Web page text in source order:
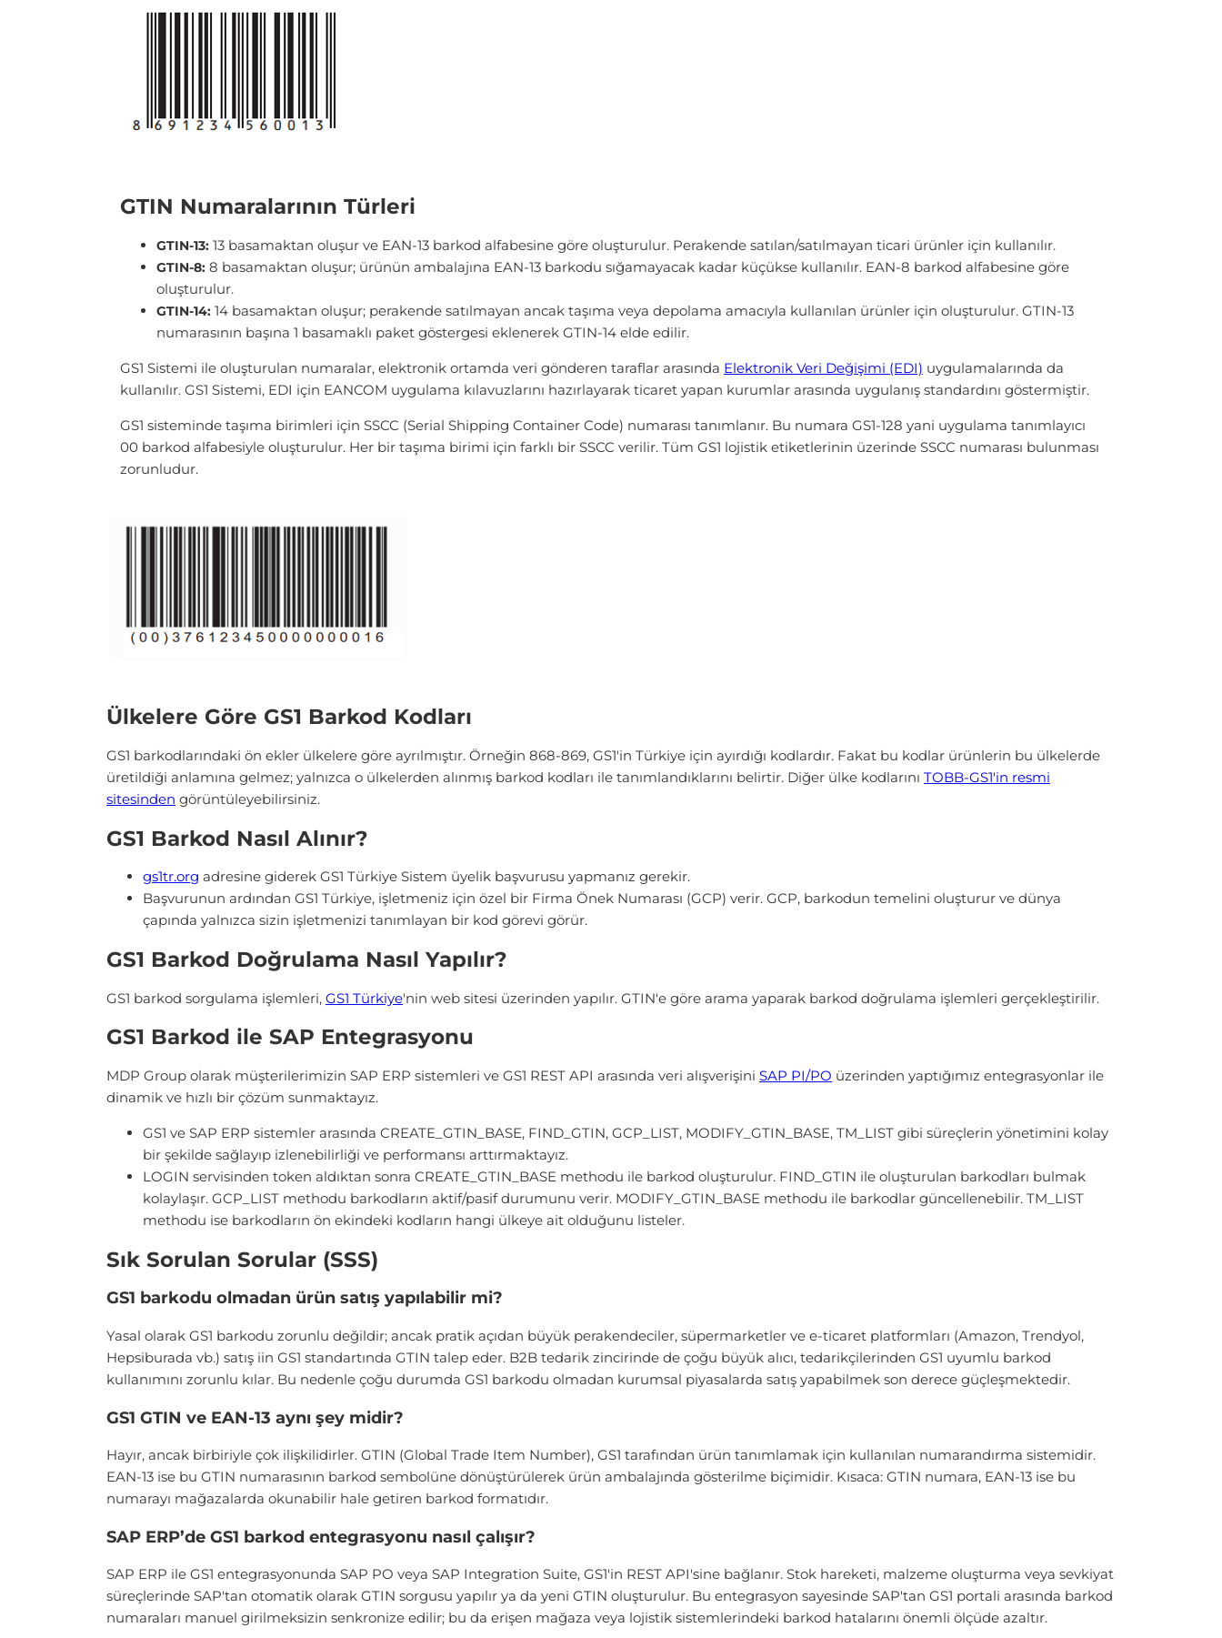
GTIN Numaralarının Türleri
GTIN-13: 13 basamaktan oluşur ve EAN-13 barkod alfabesine göre oluşturulur. Perakende satılan/satılmayan ticari ürünler için kullanılır.
GTIN-8: 8 basamaktan oluşur; ürünün ambalajına EAN-13 barkodu sığamayacak kadar küçükse kullanılır. EAN-8 barkod alfabesine göre
oluşturulur.
GTIN-14: 14 basamaktan oluşur; perakende satılmayan ancak taşıma veya depolama amacıyla kullanılan ürünler için oluşturulur. GTIN-13
numarasının başına 1 basamaklı paket göstergesi eklenerek GTIN-14 elde edilir.
GS1 Sistemi ile oluşturulan numaralar, elektronik ortamda veri gönderen taraflar arasında Elektronik Veri Değişimi (EDI) uygulamalarında da
kullanılır. GS1 Sistemi, EDI için EANCOM uygulama kılavuzlarını hazırlayarak ticaret yapan kurumlar arasında uygulanış standardını göstermiştir.
GS1 sisteminde taşıma birimleri için SSCC (Serial Shipping Container Code) numarası tanımlanır. Bu numara GS1-128 yani uygulama tanımlayıcı
00 barkod alfabesiyle oluşturulur. Her bir taşıma birimi için farklı bir SSCC verilir. Tüm GS1 lojistik etiketlerinin üzerinde SSCC numarası bulunması
zorunludur.
Ülkelere Göre GS1 Barkod Kodları
GS1 barkodlarındaki ön ekler ülkelere göre ayrılmıştır. Örneğin 868-869, GS1'in Türkiye için ayırdığı kodlardır. Fakat bu kodlar ürünlerin bu ülkelerde
üretildiği anlamına gelmez; yalnızca o ülkelerden alınmış barkod kodları ile tanımlandıklarını belirtir. Diğer ülke kodlarını TOBB-GS1'in resmi
sitesinden görüntüleyebilirsiniz.
GS1 Barkod Nasıl Alınır?
gs1tr.org adresine giderek GS1 Türkiye Sistem üyelik başvurusu yapmanız gerekir.
Başvurunun ardından GS1 Türkiye, işletmeniz için özel bir Firma Önek Numarası (GCP) verir. GCP, barkodun temelini oluşturur ve dünya
çapında yalnızca sizin işletmenizi tanımlayan bir kod görevi görür.
GS1 Barkod Doğrulama Nasıl Yapılır?
GS1 barkod sorgulama işlemleri, GS1 Türkiye'nin web sitesi üzerinden yapılır. GTIN'e göre arama yaparak barkod doğrulama işlemleri gerçekleştirilir.
GS1 Barkod ile SAP Entegrasyonu
MDP Group olarak müşterilerimizin SAP ERP sistemleri ve GS1 REST API arasında veri alışverişini SAP PI/PO üzerinden yaptığımız entegrasyonlar ile
dinamik ve hızlı bir çözüm sunmaktayız.
GS1 ve SAP ERP sistemler arasında CREATE_GTIN_BASE, FIND_GTIN, GCP_LIST, MODIFY_GTIN_BASE, TM_LIST gibi süreçlerin yönetimini kolay
bir şekilde sağlayıp izlenebilirliği ve performansı arttırmaktayız.
LOGIN servisinden token aldıktan sonra CREATE_GTIN_BASE methodu ile barkod oluşturulur. FIND_GTIN ile oluşturulan barkodları bulmak
kolaylaşır. GCP_LIST methodu barkodların aktif/pasif durumunu verir. MODIFY_GTIN_BASE methodu ile barkodlar güncellenebilir. TM_LIST
methodu ise barkodların ön ekindeki kodların hangi ülkeye ait olduğunu listeler.
Sık Sorulan Sorular (SSS)
GS1 barkodu olmadan ürün satış yapılabilir mi?
Yasal olarak GS1 barkodu zorunlu değildir; ancak pratik açıdan büyük perakendeciler, süpermarketler ve e-ticaret platformları (Amazon, Trendyol,
Hepsiburada vb.) satış iin GS1 standartında GTIN talep eder. B2B tedarik zincirinde de çoğu büyük alıcı, tedarikçilerinden GS1 uyumlu barkod
kullanımını zorunlu kılar. Bu nedenle çoğu durumda GS1 barkodu olmadan kurumsal piyasalarda satış yapabilmek son derece güçleşmektedir.
GS1 GTIN ve EAN-13 aynı şey midir?
Hayır, ancak birbiriyle çok ilişkilidirler. GTIN (Global Trade Item Number), GS1 tarafından ürün tanımlamak için kullanılan numarandırma sistemidir.
EAN-13 ise bu GTIN numarasının barkod sembolüne dönüştürülerek ürün ambalajında gösterilme biçimidir. Kısaca: GTIN numara, EAN-13 ise bu
numarayı mağazalarda okunabilir hale getiren barkod formatıdır.
SAP ERP’de GS1 barkod entegrasyonu nasıl çalışır?
SAP ERP ile GS1 entegrasyonunda SAP PO veya SAP Integration Suite, GS1'in REST API'sine bağlanır. Stok hareketi, malzeme oluşturma veya sevkiyat
süreçlerinde SAP'tan otomatik olarak GTIN sorgusu yapılır ya da yeni GTIN oluşturulur. Bu entegrasyon sayesinde SAP'tan GS1 portali arasında barkod
numaraları manuel girilmeksizin senkronize edilir; bu da erişen mağaza veya lojistik sistemlerindeki barkod hatalarını önemli ölçüde azaltır.